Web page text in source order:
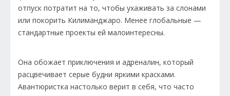
отпуск потратит на то, чтобы ухаживать за слонами
или покорить Килиманджаро. Менее глобальные —
стандартные проекты ей малоинтересны.
Она обожает приключения и адреналин, который
расцвечивает серые будни яркими красками.
Авантюристка настолько верит в себя, что часто